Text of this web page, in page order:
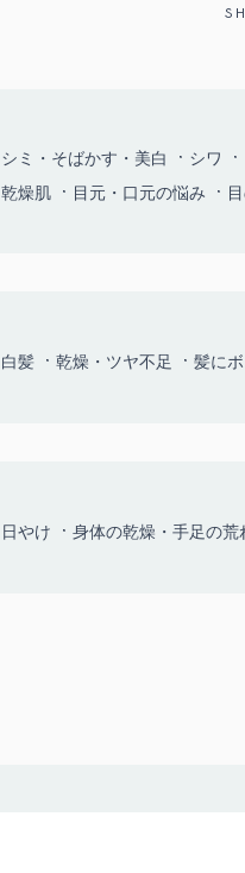
シミ・そばかす・美白 シワ
乾燥肌
目元・口元の悩み
白髪 乾燥・ツヤ不足 髪に
日やけ 身体の乾燥・手足の荒